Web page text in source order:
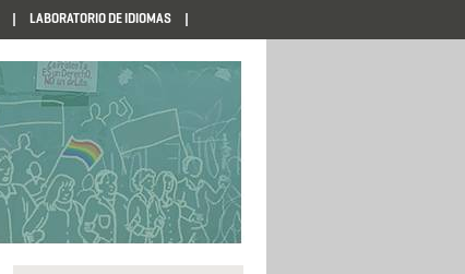
LABORATORIO DE IDIOMAS